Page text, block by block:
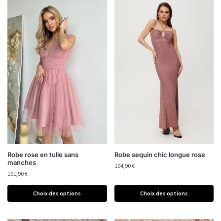
Robe rose en tulle sans
manches
101,90€
Choix des options
Robe sequin chic longue rose
104,90€
Choix des options